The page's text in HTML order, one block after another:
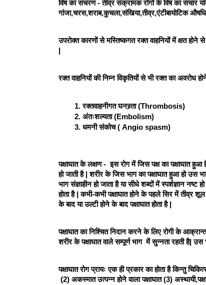
विष का संचरण - तीव्र संक्रामक रोगों के विष का संचार
गांजा,चरस,शराब,कुचला,संखिया,तीव्र,एंटीबायोटिक
उपरोक्त कारणों से मस्तिष्कगत रक्त वाहनियों में क्षत
रक्त वाहनियों की निम्न विकृतियों से भी रक्त का अवरोध
रक्तवाहनीगत घनस्र्ता (Thrombosis)
अंतःशल्यता (Embolism)
धमनी संकोच ( Angio spasm)
पक्षाघात के लक्षण -  इस रोग में जिस पक्ष का पक्षाघात
हो जाती है | शरीर के जिस भाग का पक्षाघात हुआ हो उस
भाग संज्ञाहीन हो जाता है या सीधे शब्दों में स्पर्शज्ञान नष्ट
होता है | कभी-कभी पक्षाघात होने के पहले सिर में तीव्र
के बाद या उल्टी होने के बाद पक्षाघात होता है |
पक्षाघात का निश्चित निदान करने के लिए रोगी के
शरीर के पक्षाघात वाले सम्पूर्ण भाग  में सुन्नता रहती है|
पक्षाघात रोग प्रायः एक ही प्रकार का होता है किन्तु
(2) अकस्मात उत्पन्न होने वाला पक्षाघात (3)